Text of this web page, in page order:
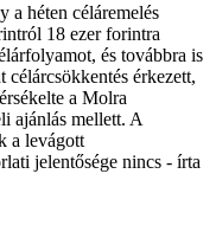
a héten céláremelés
18 ezer forintra
és továbbra is
érkezett,
a Molra
ajánlás mellett. A
a levágott
jelentősége nincs - írta